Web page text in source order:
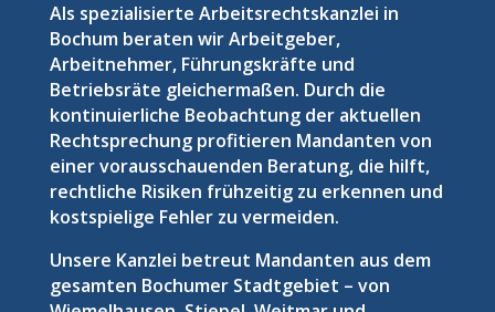
Als spezialisierte Arbeitsrechtskanzlei in
Bochum beraten wir Arbeitgeber,
Arbeitnehmer, Führungskräfte und
Betriebsräte gleichermaßen. Durch die
kontinuierliche Beobachtung der aktuellen
Rechtsprechung profitieren Mandanten von
einer vorausschauenden Beratung, die hilft,
rechtliche Risiken frühzeitig zu erkennen und
kostspielige Fehler zu vermeiden.
Unsere Kanzlei betreut Mandanten aus dem
gesamten Bochumer Stadtgebiet – von